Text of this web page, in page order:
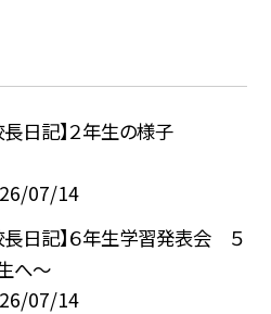
長日記】２年生の様子
07/14
長日記】６年生学習発表会 ５
へ〜
07/14